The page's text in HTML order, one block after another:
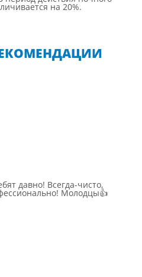
на 20%.
давно! Всегда-чисто,
Молодцы👍